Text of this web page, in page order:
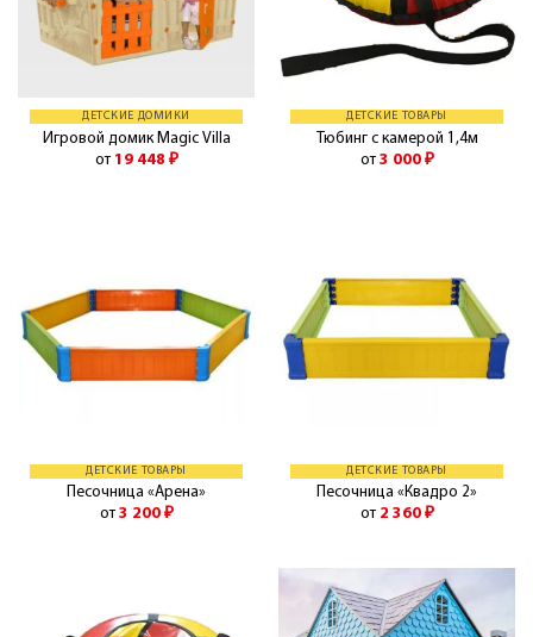
ДЕТСКИЕ ДОМИКИ
Игровой домик Magic Villa
от 19 448 ₽
ДЕТСКИЕ ТОВАРЫ
Тюбинг с камерой 1,4м
от 3 000 ₽
ДЕТСКИЕ ТОВАРЫ
Песочница «Арена»
от 3 200 ₽
ДЕТСКИЕ ТОВАРЫ
Песочница «Квадро 2»
от 2 360 ₽